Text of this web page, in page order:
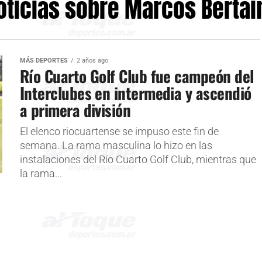
sobre Marcos
MÁS DEPORTES 2 años ago
Río Cuarto Golf Club fue campeón del
Interclubes en intermedia y ascendió
a primera división
El elenco riocuartense se impuso este fin de
semana. La rama masculina lo hizo en las
instalaciones del Río Cuarto Golf Club, mientras que
la rama...